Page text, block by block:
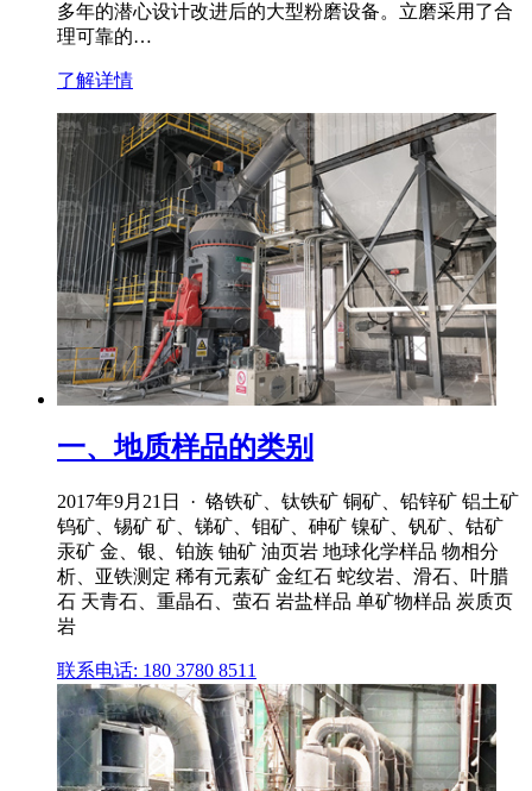
多年的潜心设计改进后的大型粉磨设备。立磨采用了合
理可靠的…
了解详情
一、地质样品的类别
2017年9月21日 · 铬铁矿、钛铁矿 铜矿、铅锌矿 铝土矿
钨矿、锡矿 矿、锑矿、钼矿、砷矿 镍矿、钒矿、钴矿
汞矿 金、银、铂族 铀矿 油页岩 地球化学样品 物相分
析、亚铁测定 稀有元素矿 金红石 蛇纹岩、滑石、叶腊
石 天青石、重晶石、萤石 岩盐样品 单矿物样品 炭质页
岩
联系电话: 180 3780 8511